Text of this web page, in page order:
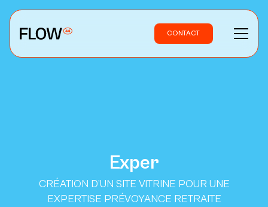
CONTACT
Exper
CRÉATION D’UN SITE VITRINE POUR UNE
EXPERTISE PRÉVOYANCE RETRAITE